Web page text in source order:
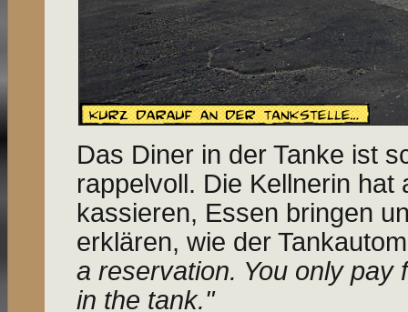
Das Diner in der Tanke ist
rappelvoll. Die Kellnerin hat
kassieren, Essen bringen
erklären, wie der
a reservation. You only pay
in the tank."